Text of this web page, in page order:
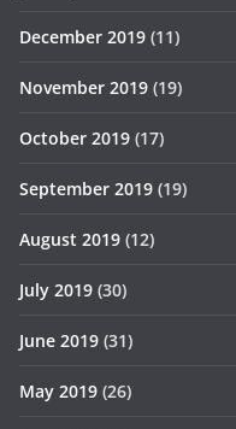
December 2019 (11)
November 2019 (19)
October 2019 (17)
September 2019 (19)
August 2019 (12)
July 2019 (30)
June 2019 (31)
May 2019 (26)